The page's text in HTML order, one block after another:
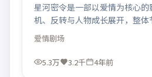
星河密令是一部以爱情为核心
机、反转与人物成长展开，整
观看。
爱情剧场
5.3万 3.2千 4年前